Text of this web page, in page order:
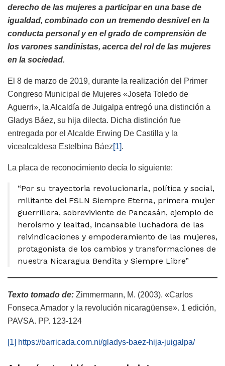
derecho de las mujeres a participar en una base de
igualdad, combinado con un tremendo desnivel en la
conducta personal y en el grado de comprensión de
los varones sandinistas, acerca del rol de las mujeres
en la sociedad.
El 8 de marzo de 2019, durante la realización del Primer
Congreso Municipal de Mujeres «Josefa Toledo de
Aguerri», la Alcaldía de Juigalpa entregó una distinción a
Gladys Báez, su hija dilecta. Dicha distinción fue
entregada por el Alcalde Erwing De Castilla y la
vicealcaldesa Estelbina Báez[1].
La placa de reconocimiento decía lo siguiente:
“Por su trayectoria revolucionaria, política y social,
militante del FSLN Siempre Eterna, primera mujer
guerrillera, sobreviviente de Pancasán, ejemplo de
heroísmo y lealtad, incansable luchadora de las
reivindicaciones y empoderamiento de las mujeres,
protagonista de los cambios y transformaciones de
nuestra Nicaragua Bendita y Siempre Libre”
Texto tomado de: Zimmermann, M. (2003). «Carlos
Fonseca Amador y la revolución nicaragüense». 1 edición,
PAVSA. PP. 123-124
[1] https://barricada.com.ni/gladys-baez-hija-juigalpa/